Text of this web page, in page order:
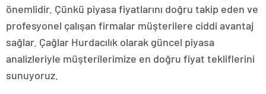
önemlidir. Çünkü piyasa fiyatlarını doğru takip eden ve
profesyonel çalışan firmalar müşterilere ciddi avantaj
sağlar. Çağlar Hurdacılık olarak güncel piyasa
analizleriyle müşterilerimize en doğru fiyat tekliflerini
sunuyoruz.